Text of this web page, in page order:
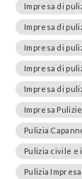
Impresa di
Impresa di
Impresa di
Impresa di
Impresa di
Impresa
Pulizia
Pulizia civile
Pulizia